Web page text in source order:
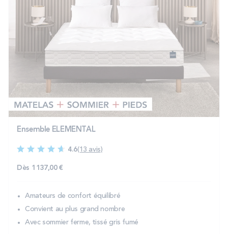
Ensemble ELEMENTAL
4.6(13 avis)
Dès 1 137,00 €
Amateurs de confort équilibré
Convient au plus grand nombre
Avec sommier ferme, tissé gris fumé